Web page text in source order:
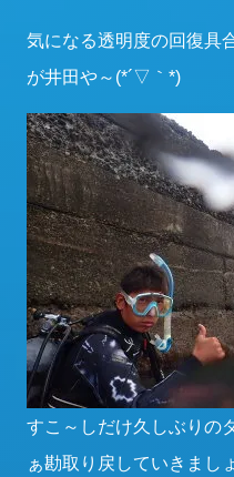
気になる透明度の回復具
が井田や～(*´▽｀*)
すこ～しだけ久しぶりの
ぁ勘取り戻していきまし